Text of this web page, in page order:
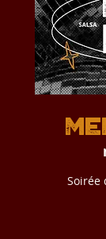
Soirée